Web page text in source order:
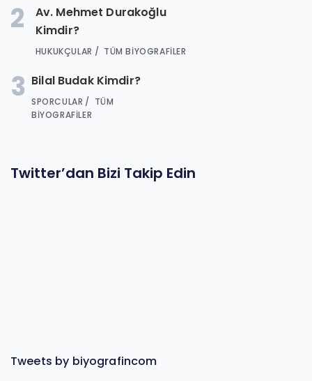
2
Av. Mehmet Durakoğlu
Kimdir?
HUKUKÇULAR TÜM BIYOGRAFILER
3 Bilal Budak Kimdir?
SPORCULAR
TÜM
BIYOGRAFILER
Twitter’dan Bizi Takip Edin
Tweets by biyografincom